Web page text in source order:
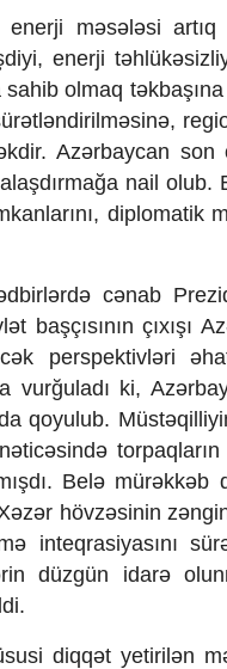
məsələsi
enerji
olmaq
Azərbaycan
nail olub.
diplomatik
cənab
başçısının çıxışı
perspektivləri
ki,
qoyulub.
Belə
hövzəsinin
inteqrasiyasını
düzgün idarə
diqqət yetirilən